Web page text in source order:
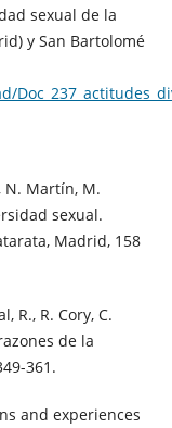
sexual de la
y San Bartolomé
N. Martín, M.
sexual.
Madrid, 158
R., R. Cory, C.
de la
361.
and experiences